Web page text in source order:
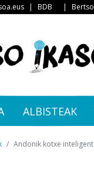
| BDB |
ALBISTEAK
Andonik kotxe